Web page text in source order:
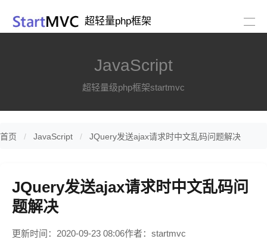
超轻量php框架
JavaScript
超轻量级php框架startmvc
首页 JavaScript JQuery发送ajax请求时中文乱码问题解决
JQuery发送ajax请求时中文乱码问
题解决
更新时间：2020-09-23 08:06作者：startmvc